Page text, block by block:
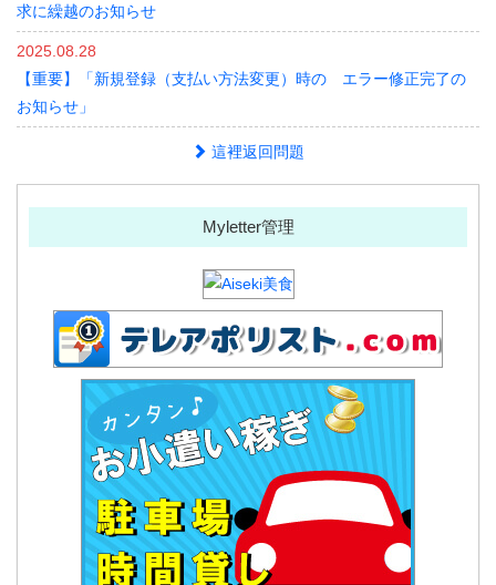
求に繰越のお知らせ
2025.08.28
【重要】「新規登録（支払い方法変更）時の エラー修正完了の
お知らせ」
這裡返回問題
Myletter管理